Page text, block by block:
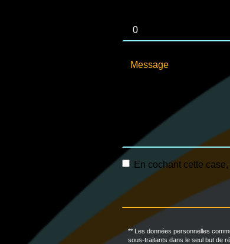
En cochant cette
** Les données personnelles
sous-traitants dans le seul but de